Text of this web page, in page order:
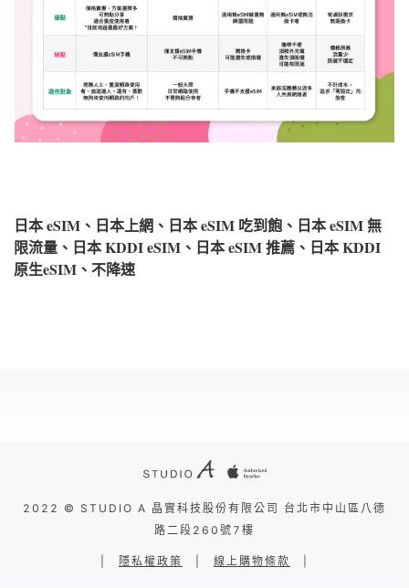
日本 eSIM、日本上網、日本 eSIM 吃到飽、日本 eSIM 無
限流量、日本 KDDI eSIM、日本 eSIM 推薦、日本 KDDI
原生eSIM、不降速
2022 © STUDIO A 晶實科技股份有限公司 台北市中山區八德
路二段260號7樓
隱私權政策 線上購物條款